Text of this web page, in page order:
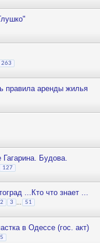
263
правила аренды жилья
Будова.
127
...Кто что знает ...
2 3 51
в Одессе (гос. акт)
5